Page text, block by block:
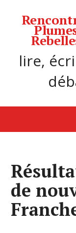
lire,
de